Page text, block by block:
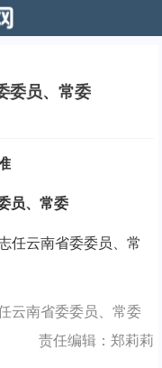
委员、常委
员、常委
云南省委委员、常
云南省委委员、常委
责任编辑：郑莉莉